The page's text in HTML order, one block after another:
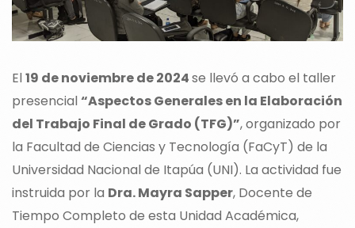
El19 de noviembre de 2024se llevó a cabo el taller
presencial“Aspectos Generales en la Elaboración
del Trabajo Final de Grado (TFG)”, organizado por
la Facultad de Ciencias y Tecnología (FaCyT) de la
Universidad Nacional de Itapúa (UNI). La actividad fue
instruida por la Dra. Mayra Sapper, Docente de
Tiempo Completo de esta Unidad Académica,